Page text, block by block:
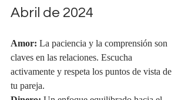
Abril de 2024
Amor: La paciencia y la comprensión son
claves en las relaciones. Escucha
activamente y respeta los puntos de vista de
tu pareja.